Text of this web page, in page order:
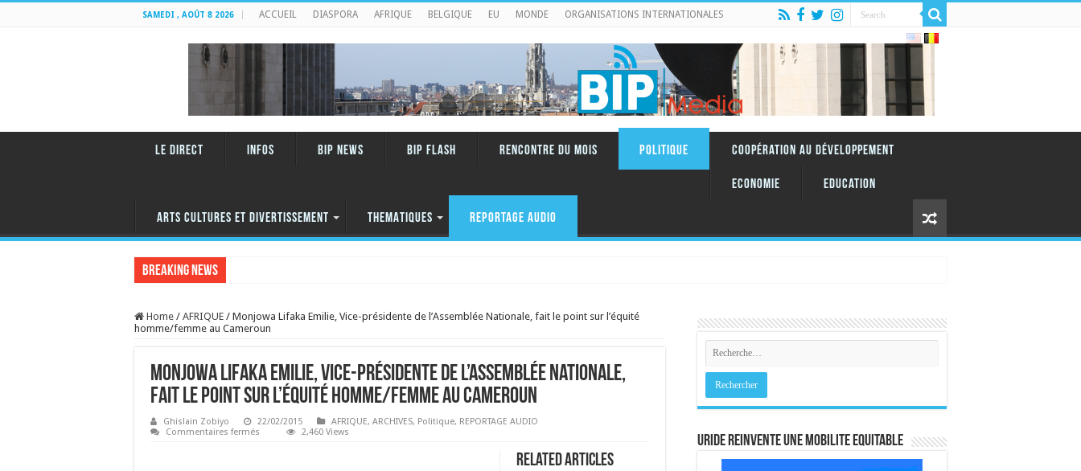
SAMEDI , AOÛT 8 2026 ACCUEIL DIASPORA AFRIQUE BELGIQUE EU MONDE ORGANISATIONS INTERNATIONALES
LE DIRECT INFOS BIP NEWS BIP FLASH RENCONTRE DU MOIS Politique Coopération au Développement
Economie Education
ARTS CULTURES ET DIVERTISSEMENT THEMATIQUES REPORTAGE AUDIO
Breaking News
Home / AFRIQUE / Monjowa Lifaka Emilie, Vice-présidente de l’Assemblée Nationale, fait le point sur l’équité
homme/femme au Cameroun
Monjowa Lifaka Emilie, Vice-présidente de l’Assemblée Nationale,
fait le point sur l’équité homme/femme au Cameroun
Ghislain Zobiyo 22/02/2015 AFRIQUE, ARCHIVES, Politique, REPORTAGE AUDIO
Commentaires fermés
2,460 Views
Related Articles
URIDE REINVENTE UNE MOBILITE EQUITABLE